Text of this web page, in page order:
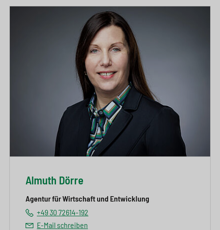
Almuth Dörre
Agentur für Wirtschaft und Entwicklung
+49 30 72614-192
E-Mail schreiben